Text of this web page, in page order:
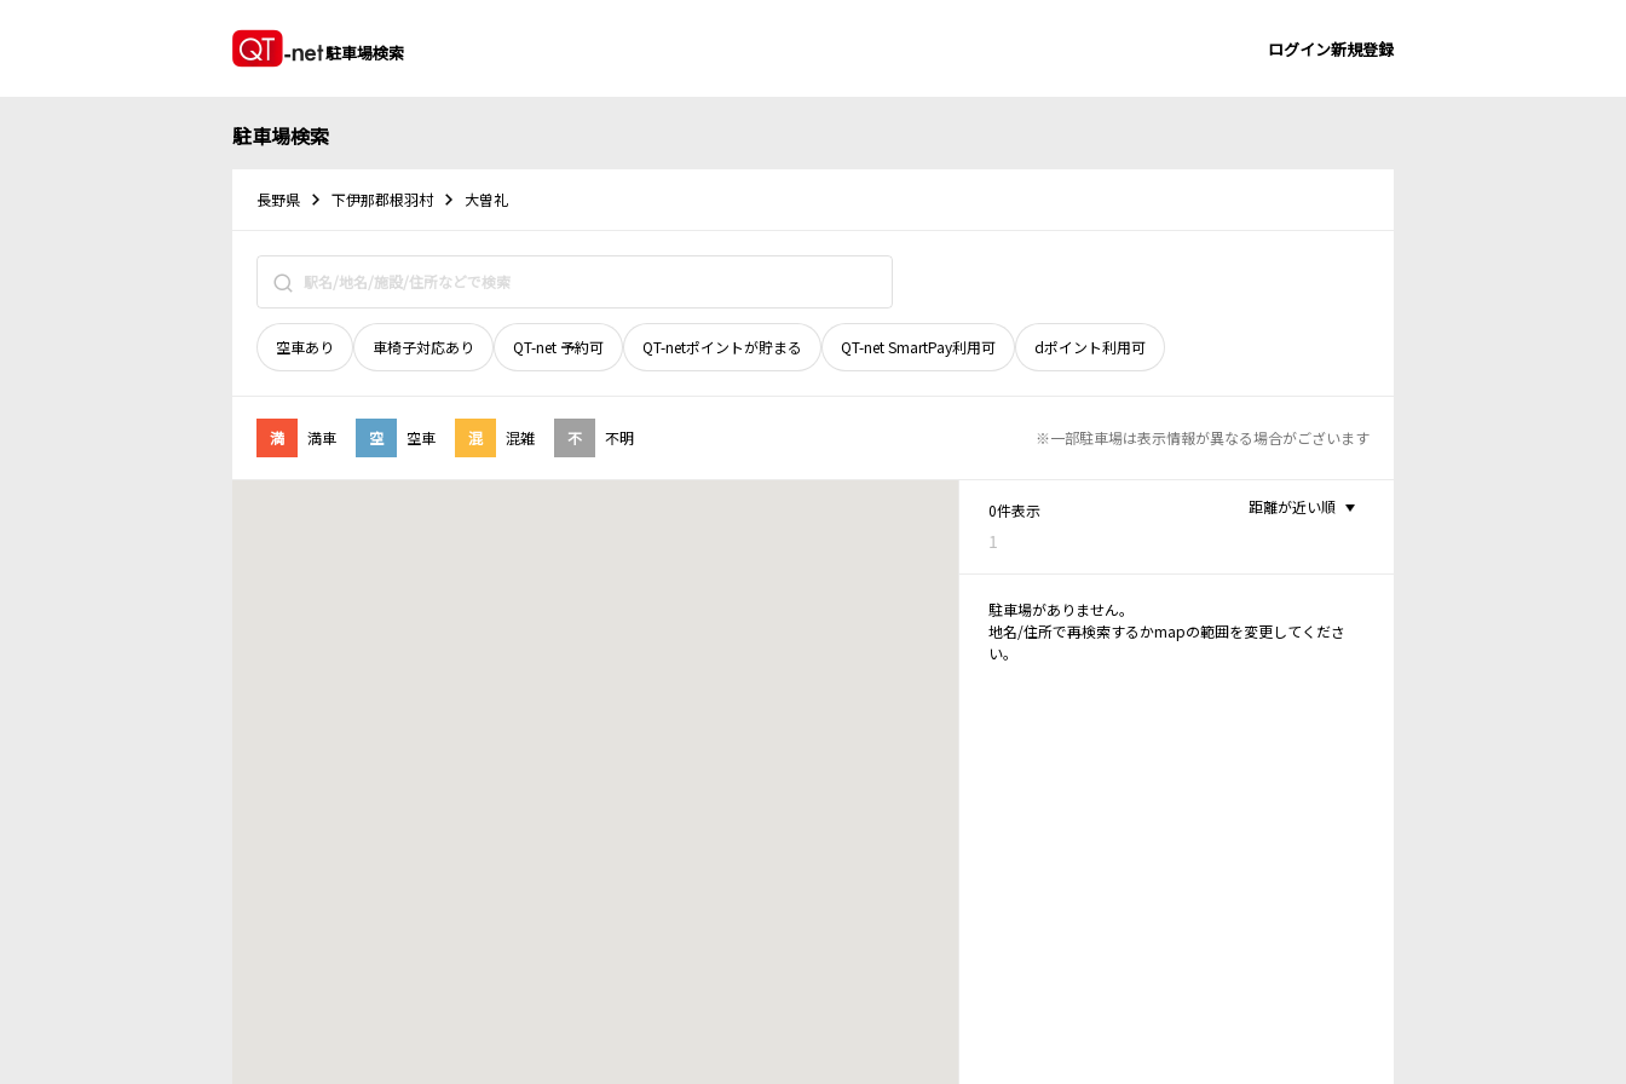
駐車場検索 ログイン新規登録
駐車場検索
長野県 下伊那郡根羽村 大曽礼
空車あり 車椅子対応あり QT-net 予約可 QT-netポイントが貯まる QT-net SmartPay利用可 dポイント利用可
満 満車 空 空車 混 混雑 不 不明 ※一部駐車場は表示情報が異なる場合がございます
0件表示
1
距離が近い順
駐車場がありません。
地名/住所で再検索するかmapの範囲を変更してくださ
い。